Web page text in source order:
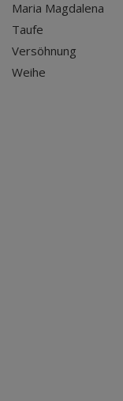
Maria Magdalena
Taufe
Versöhnung
Weihe